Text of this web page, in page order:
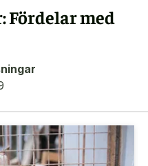
Fördelar med